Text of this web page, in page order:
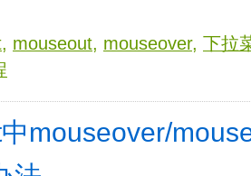
, mouseout, mouseover, 下拉
mouseover/